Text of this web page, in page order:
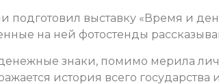
подготовил выставку «Время и
на ней фотостенды
знаки, помимо мерила
история всего